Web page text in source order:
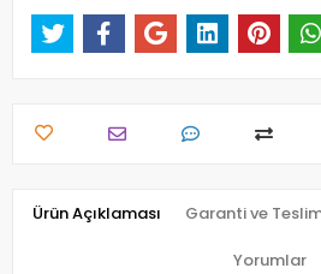
Ürün Açıklaması Garanti ve
Yorumlar